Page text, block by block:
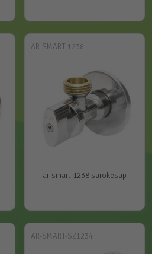
AR-SMART-1238
ar-smart-1238 sarokcsap
AR-SMART-SZ1234